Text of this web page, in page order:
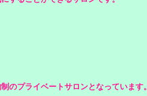
のプライベートサロンとなっています。